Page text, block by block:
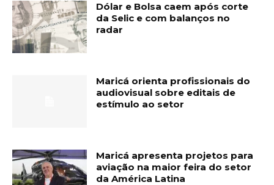
Dólar e Bolsa caem após corte
da Selic e com balanços no
radar
Maricá orienta profissionais do
audiovisual sobre editais de
estímulo ao setor
Maricá apresenta projetos para
aviação na maior feira do setor
da América Latina